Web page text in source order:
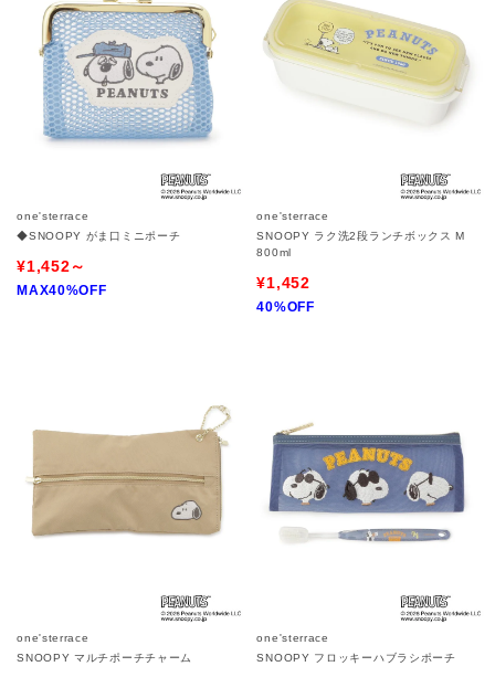
one'sterrace
◆SNOOPY がま口ミニポーチ
¥1,452～
MAX40%OFF
one'sterrace
SNOOPY ラク洗2段ランチボックス M
800ml
¥1,452
40%OFF
one'sterrace
SNOOPY マルチポーチチャーム
one'sterrace
SNOOPY フロッキーハブラシポーチ